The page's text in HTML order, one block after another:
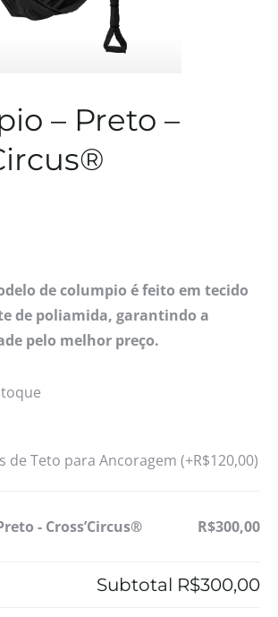
– Preto –
de columpio é feito em tecido
de poliamida, garantindo a
pelo melhor preço.
de Teto para Ancoragem (+R$120,00)
- Cross’Circus® R$300,00
Subtotal R$300,00